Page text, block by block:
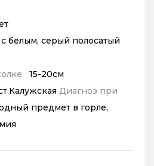
белым, серый полосатый
15-20см
Диагноз при
предмет в горле,